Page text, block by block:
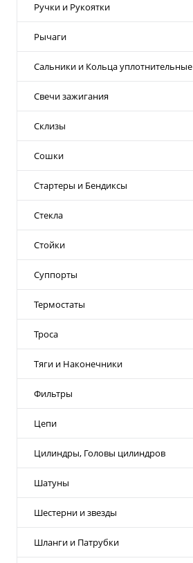
Ручки и Рукоятки
Рычаги
Сальники и Кольца уплотнительные
Свечи зажигания
Склизы
Сошки
Стартеры и Бендиксы
Стекла
Стойки
Суппорты
Термостаты
Троса
Тяги и Наконечники
Фильтры
Цепи
Цилиндры, Головы цилиндров
Шатуны
Шестерни и звезды
Шланги и Патрубки